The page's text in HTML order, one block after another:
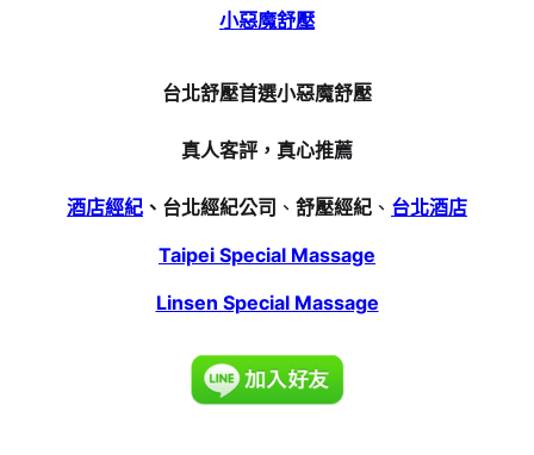
小惡魔舒壓
台北舒壓首選小惡魔舒壓
真人客評，真心推薦
酒店經紀 、台北經紀公司 、 舒壓經紀 、 台北酒店
Taipei Special Massage
Linsen Special Massage